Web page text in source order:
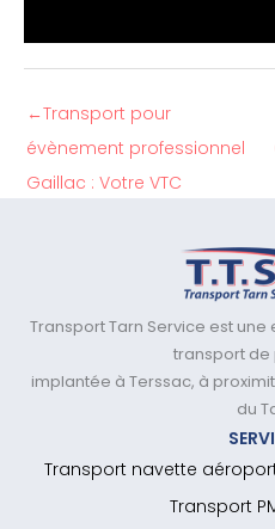
←Transport pour
évènement professionnel
Gaillac : Votre VTC
Transport Tarn Service est
transport de
implantée à Terssac, à
du
Transport navette
Transport